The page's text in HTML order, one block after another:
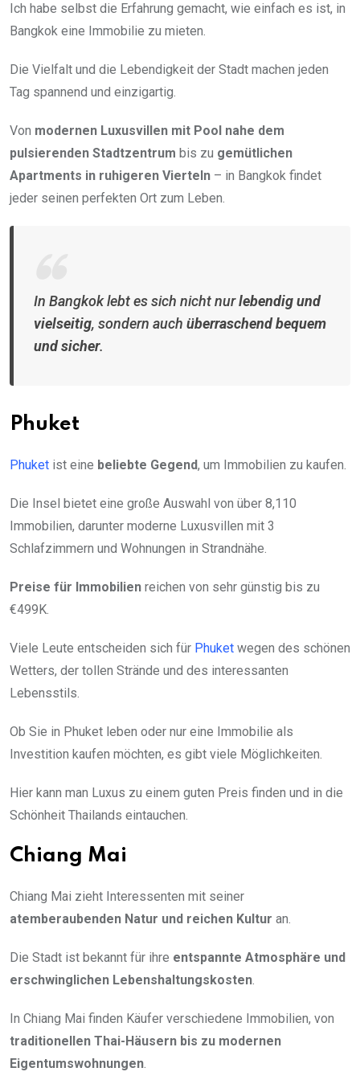
Ich habe selbst die Erfahrung gemacht, wie einfach es ist, in
Bangkok eine Immobilie zu mieten.
Die Vielfalt und die Lebendigkeit der Stadt machen jeden
Tag spannend und einzigartig.
Von modernen Luxusvillen mit Pool nahe dem
pulsierenden Stadtzentrum bis zu gemütlichen
Apartments in ruhigeren Vierteln – in Bangkok findet
jeder seinen perfekten Ort zum Leben.
In Bangkok lebt es sich nicht nurlebendig und
vielseitig, sondern auch überraschend bequem
und sicher.
Phuket
Phuket ist eine beliebte Gegend, um Immobilien zu kaufen.
Die Insel bietet eine große Auswahl von über 8,110
Immobilien, darunter moderne Luxusvillen mit 3
Schlafzimmern und Wohnungen in Strandnähe.
Preise für Immobilien reichen von sehr günstig bis zu
€499K.
Viele Leute entscheiden sich für Phuket wegen des schönen
Wetters, der tollen Strände und des interessanten
Lebensstils.
Ob Sie in Phuket leben oder nur eine Immobilie als
Investition kaufen möchten, es gibt viele Möglichkeiten.
Hier kann man Luxus zu einem guten Preis finden und in die
Schönheit Thailands eintauchen.
Chiang Mai
Chiang Mai zieht Interessenten mit seiner
atemberaubenden Natur und reichen Kultur an.
Die Stadt ist bekannt für ihre entspannte Atmosphäre und
erschwinglichen Lebenshaltungskosten
In Chiang Mai finden Käufer verschiedene Immobilien, von
traditionellen Thai-Häusern bis zu modernen
Eigentumswohnungen